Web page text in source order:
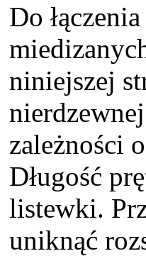
Do
niniejszej
zależności
Długość
listewki.
uniknąć